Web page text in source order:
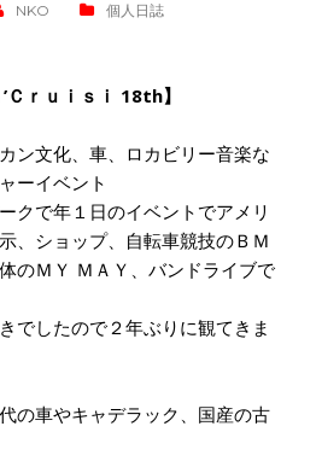
NKO 個人日誌
Ｃｒｕｉｓｉ 18th】
ン文化、車、ロカビリー音楽な
ーイベント
クで年１日のイベントでアメリ
、ショップ、自転車競技のＢＭ
のＭＹ ＭＡＹ、バンドライブで
でしたので２年ぶりに観てきま
の車やキャデラック、国産の古